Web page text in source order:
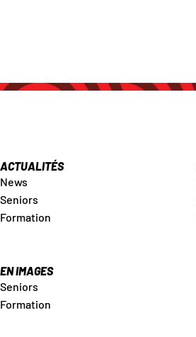
ACTUALITÉS
News
Seniors
Formation
EN IMAGES
Seniors
Formation